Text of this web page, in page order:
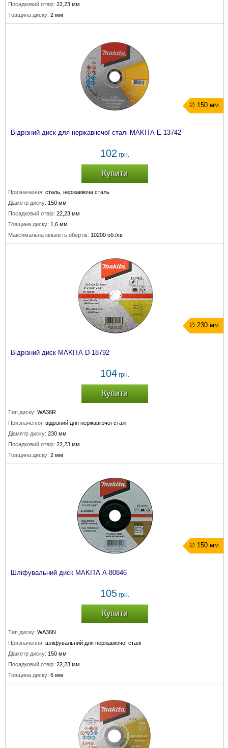
Посадковий отвір: 22,23 мм
Товщина диску: 2 мм
∅ 150 мм
Відрізний диск для нержавіючої сталі MAKITA E-13742
102грн.
Купити
Призначення: сталь, нержавіюча сталь
Діаметр диску: 150 мм
Посадковий отвір: 22,23 мм
Товщина диску: 1,6 мм
Максимальна кількість обертів: 10200 об./хв
∅ 230 мм
Відрізний диск MAKITA D-18792
104грн.
Купити
Тип диску: WA36R
Призначення: відрізний для нержавіючої сталі
Діаметр диску: 230 мм
Посадковий отвір: 22,23 мм
Товщина диску: 2 мм
∅ 150 мм
Шліфувальний диск MAKITA A-80846
105грн.
Купити
Тип диску: WA36N
Призначення: шліфувальний для нержавіючої сталі
Діаметр диску: 150 мм
Посадковий отвір: 22,23 мм
Товщина диску: 6 мм